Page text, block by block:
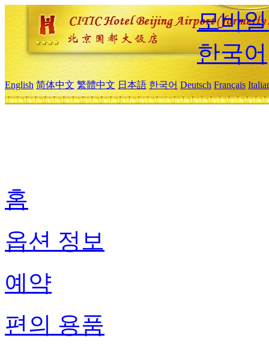
모바
한국어
English 简体中文 繁體中文 日本語 한국어 Deutsch Français
홈
옵션 정보
예약
편의 용품